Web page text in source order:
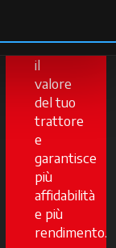
protegge
il
valore
del tuo
trattore
e
garantisce
più
affidabilità
e più
rendimento.